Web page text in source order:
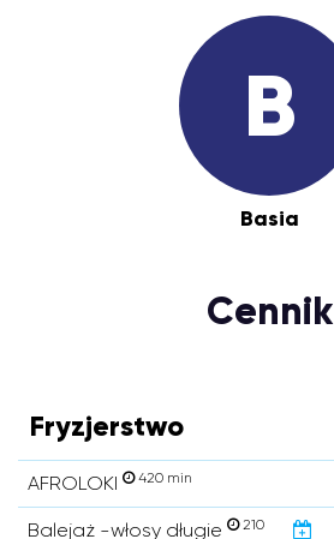
B
Basia
Cennik
Fryzjerstwo
AFROLOKI 420 min
Balejaż -włosy długie 210